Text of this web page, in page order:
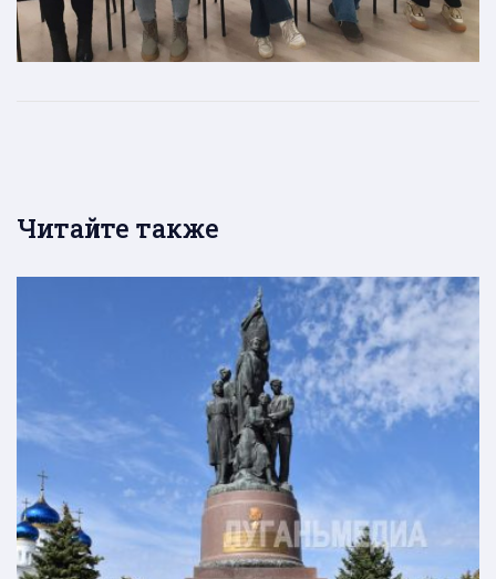
Читайте также